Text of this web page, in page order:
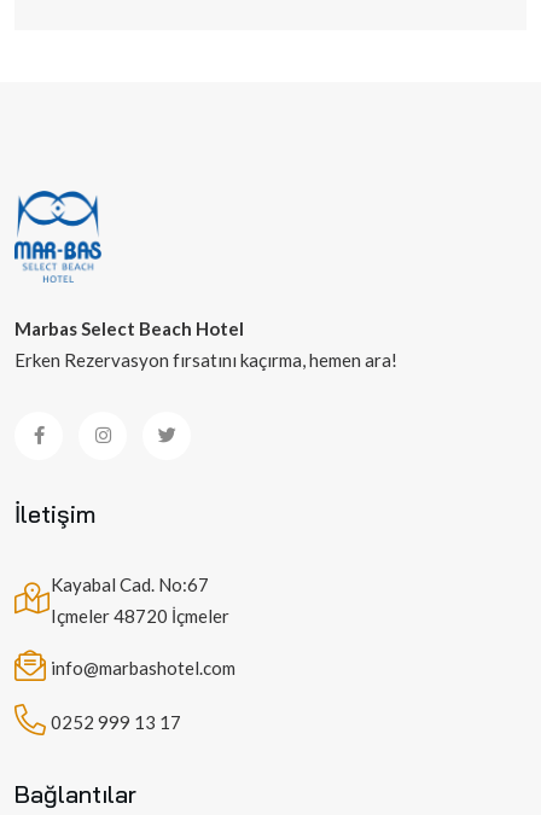
Marbas Select Beach Hotel
Erken Rezervasyon fırsatını kaçırma, hemen ara!
İletişim
Kayabal Cad. No:67
Içmeler 48720 İçmeler
info@marbashotel.com
0252 999 13 17
Bağlantılar